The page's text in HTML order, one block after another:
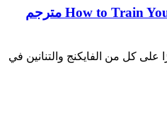
فيلم How to Train Your Dragon 2025 مترجم
على كل من الفايكنج والتنانين في